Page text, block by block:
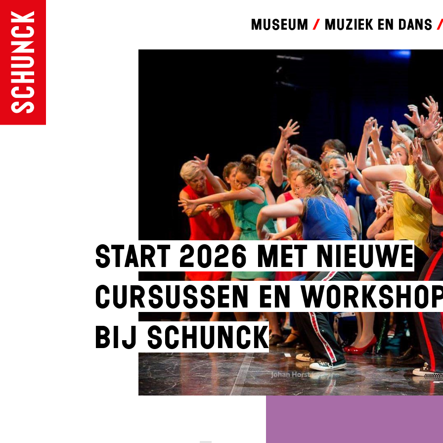
Museum Muziek en dans
Start 2026 met nieuwe
cursussen en
bij SCHUNCK